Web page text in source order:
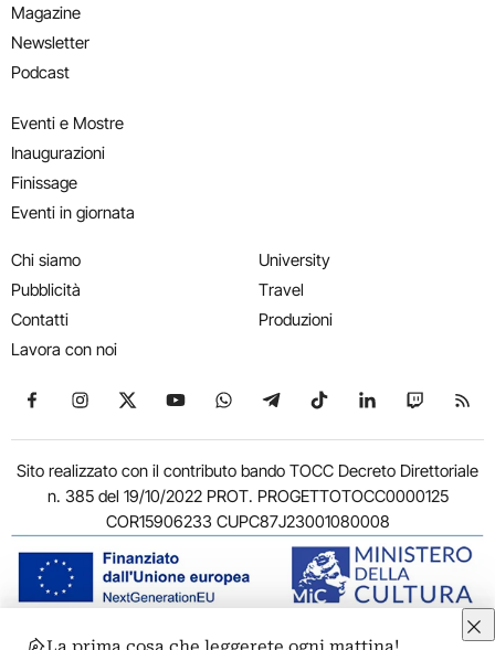
Magazine
Newsletter
Podcast
Eventi e Mostre
Inaugurazioni
Finissage
Eventi in giornata
Chi siamo
Pubblicità
Contatti
Lavora con noi
University
Travel
Produzioni
Seguici su Facebook
Seguici su Instagram
Seguici su X
Seguici su YouTube
Seguici su WhatsApp
Seguici su Telegram
Seguici su TikTok
Seguici su
Seguici
Sito realizzato con il contributo bando TOCC Decreto Direttoriale
n. 385 del 19/10/2022 PROT. PROGETTOTOCC0000125
COR15906233 CUPC87J23001080008